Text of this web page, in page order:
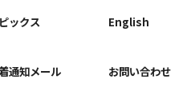
ックス
通知メール
English
お問い合わせ